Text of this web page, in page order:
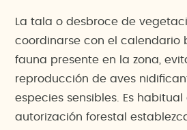
La tala o desbroce de
coordinarse con el calendario
fauna presente en la zona,
reproducción de aves
especies sensibles. Es habitual
autorización forestal